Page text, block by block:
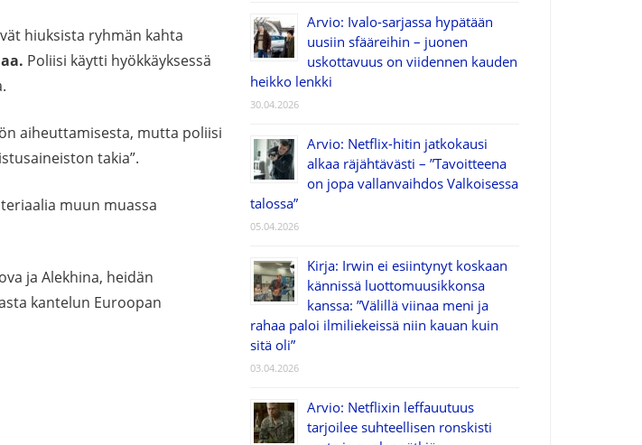
hiuksista ryhmän kahta
Poliisi käytti hyökkäyksessä
aiheuttamisesta, mutta poliisi
takia”.
muun muassa
ja Alekhina, heidän
kantelun Euroopan
Arvio: Ivalo-sarjassa hypätään
uusiin sfääreihin – juonen
uskottavuus on viidennen kauden
heikko lenkki
30.04.2026
Arvio: Netflix-hitin jatkokausi
alkaa räjähtävästi – ”Tavoitteena
on jopa vallanvaihdos Valkoisessa
talossa”
05.04.2026
Kirja: Irwin ei esiintynyt koskaan
kännissä luottomuusikkonsa
kanssa: ”Välillä viinaa meni ja
rahaa paloi ilmiliekeissä niin kauan kuin
sitä oli”
03.04.2026
Arvio: Netflixin leffauutuus
tarjoilee suhteellisen ronskisti